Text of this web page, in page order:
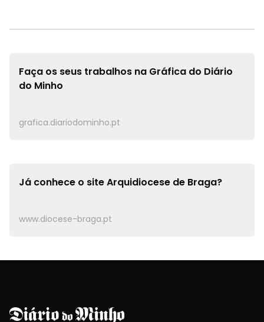
Faça os seus trabalhos na Gráfica do Diário
do Minho
grafica.diariodominho.pt
Já conhece o siteArquidiocese de Braga?
www.diocese-braga.pt